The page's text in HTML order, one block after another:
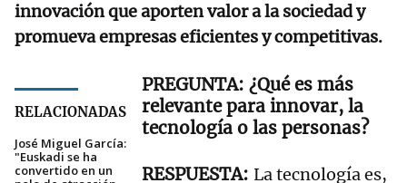
innovación que aporten valor a la sociedad y
promueva empresas eficientes y competitivas.
RELACIONADAS
José Miguel García:
"Euskadi se ha
convertido en un
¿Qué es más
relevante para innovar, la
tecnología o las personas?
La tecnología es,